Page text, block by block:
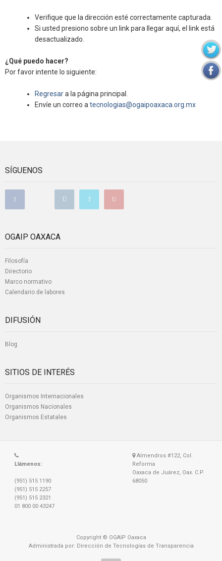
Verifique que la dirección esté correctamente capturada.
Si usted presiono sobre un link para llegar aquí, el link está
desactualizado.
¿Qué puedo hacer?
Por favor intente lo siguiente:
Regresara la página principal.
Envíe un correo a tecnologias@ogaipoaxaca.org.mx
SÍGUENOS
OGAIP OAXACA
Filosofía
Directorio
Marco normativo
Calendario de labores
DIFUSIÓN
Blog
SITIOS DE INTERÉS
Organismos Internacionales
Organismos Nacionales
Organismos Estatales
Llámenos:
(951) 515 1190
(951) 515 2257
(951) 515 2321
01 800 00 43247
Almendros #122, Col.
Reforma
Oaxaca de Juárez, Oax. C.P.
68050
Copyright © OGAIP Oaxaca
Administrada por: Dirección de Tecnologías de Transparencia